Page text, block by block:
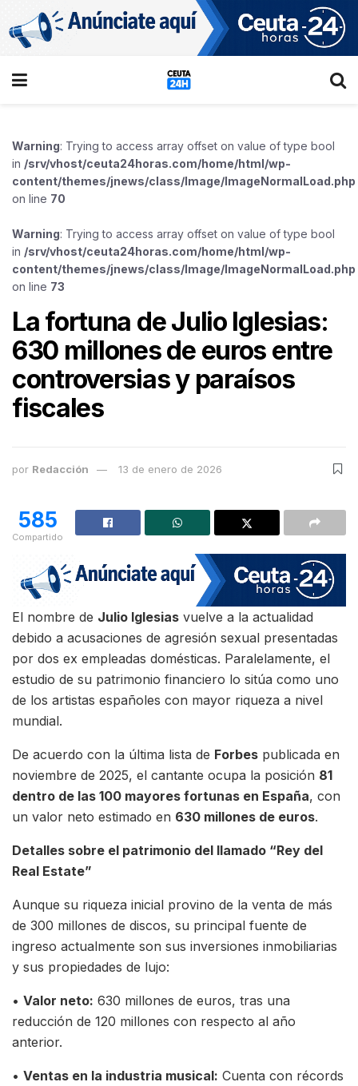
Warning: Trying to access array offset on value of type bool
in /srv/vhost/ceuta24horas.com/home/html/wp-
content/themes/jnews/class/Image/ImageNormalLoad.php
on line 70
Warning: Trying to access array offset on value of type bool
in /srv/vhost/ceuta24horas.com/home/html/wp-
content/themes/jnews/class/Image/ImageNormalLoad.php
on line 73
La fortuna de Julio Iglesias:
630 millones de euros entre
controversias y paraísos
fiscales
por Redacción 13 de enero de 2026
585
Compartido
El nombre de Julio Iglesias vuelve a la actualidad
debido a acusaciones de agresión sexual presentadas
por dos ex empleadas domésticas. Paralelamente, el
estudio de su patrimonio financiero lo sitúa como uno
de los artistas españoles con mayor riqueza a nivel
mundial.
De acuerdo con la última lista de Forbes publicada en
noviembre de 2025, el cantante ocupa la posición 81
dentro de las 100 mayores fortunas en España, con
un valor neto estimado en 630 millones de euros.
Detalles sobre el patrimonio del llamado “Rey del
Real Estate”
Aunque su riqueza inicial provino de la venta de más
de 300 millones de discos, su principal fuente de
ingreso actualmente son sus inversiones inmobiliarias
y sus propiedades de lujo:
• Valor neto: 630 millones de euros, tras una
reducción de 120 millones con respecto al año
anterior.
• Ventas en la industria musical: Cuenta con récords